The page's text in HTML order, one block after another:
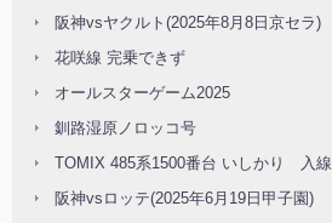
阪神vsヤクルト(2025年8月8日京セラ)
花咲線 完乗できず
オールスターゲーム2025
釧路湿原ノロッコ号
TOMIX 485系1500番台 いしかり 入線
阪神vsロッテ(2025年6月19日甲子園)